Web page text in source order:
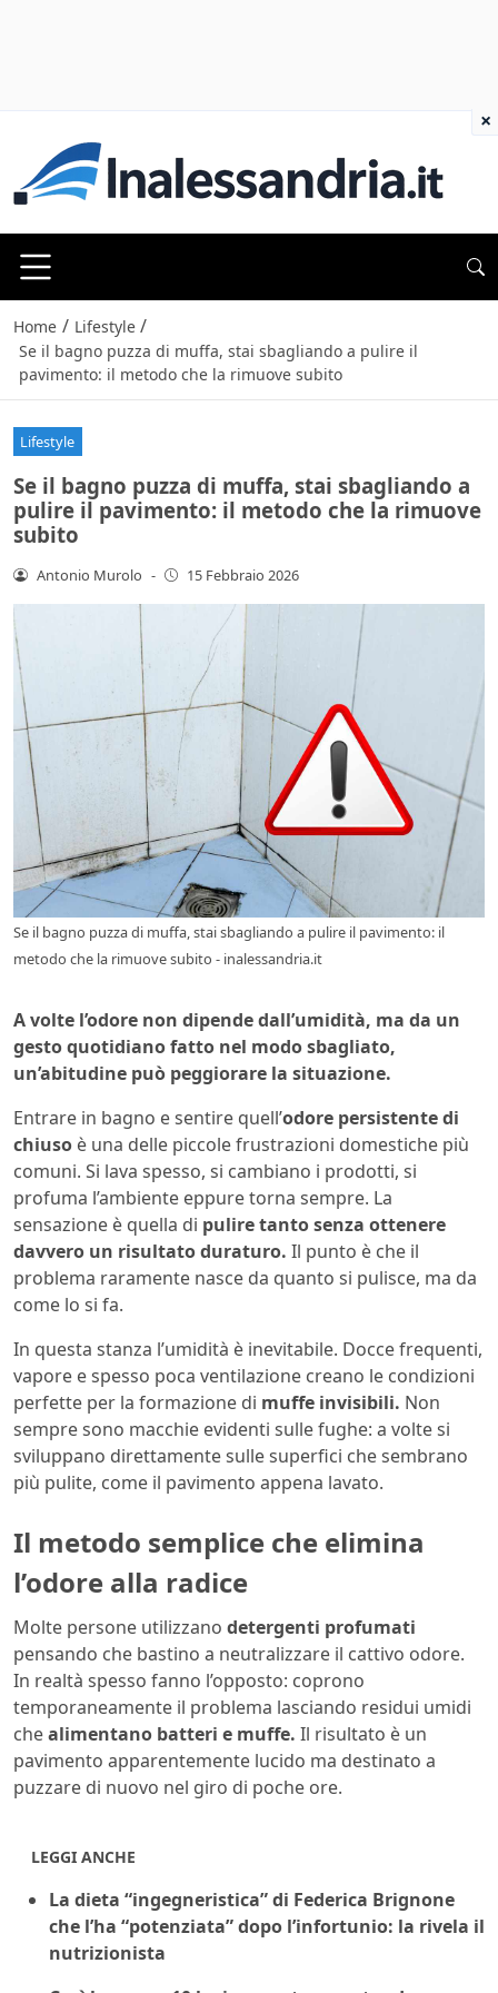
Home / Lifestyle /
Se il bagno puzza di muffa, stai sbagliando a pulire il
pavimento: il metodo che la rimuove subito
Lifestyle
Se il bagno puzza di muffa, stai sbagliando a
pulire il pavimento: il metodo che la rimuove
subito
Antonio Murolo - 15 Febbraio 2026
Se il bagno puzza di muffa, stai sbagliando a pulire il pavimento: il
metodo che la rimuove subito - inalessandria.it
A volte l’odore non dipende dall’umidità, ma da un
gesto quotidiano fatto nel modo sbagliato,
un’abitudine può peggiorare la situazione.
Entrare in bagno e sentire quell’odore persistente di
chiuso è una delle piccole frustrazioni domestiche più
comuni. Si lava spesso, si cambiano i prodotti, si
profuma l’ambiente eppure torna sempre. La
sensazione è quella di pulire tanto senza ottenere
davvero un risultato duraturo. Il punto è che il
problema raramente nasce da quanto si pulisce, ma da
come lo si fa.
In questa stanza l’umidità è inevitabile. Docce frequenti,
vapore e spesso poca ventilazione creano le condizioni
perfette per la formazione di muffe invisibili. Non
sempre sono macchie evidenti sulle fughe: a volte si
sviluppano direttamente sulle superfici che sembrano
più pulite, come il pavimento appena lavato.
Il metodo semplice che elimina
l’odore alla radice
Molte persone utilizzano detergenti profumati
pensando che bastino a neutralizzare il cattivo odore.
In realtà spesso fanno l’opposto: coprono
temporaneamente il problema lasciando residui umidi
chealimentano batteri e muffe. Il risultato è un
pavimento apparentemente lucido ma destinato a
puzzare di nuovo nel giro di poche ore.
LEGGI ANCHE
La dieta “ingegneristica” di Federica Brignone
che l’ha “potenziata” dopo l’infortunio: la rivela il
nutrizionista
×